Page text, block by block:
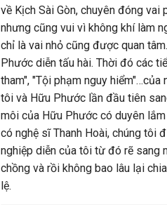
về Kịch Sài Gòn, chuyên đóng vai
nhưng cũng vui vì không khí làm
chỉ là vai nhỏ cũng được quan
Phước diễn tấu hài. Thời đó các
tham", "Tội phạm nguy
tôi và Hữu Phước lần đầu tiên
môi của Hữu Phước có duyên
có nghệ sĩ Thanh Hoài, chúng tôi
nghiệp diễn của tôi từ đó rẽ sang
chồng và rồi không bao lâu lại
lệ.